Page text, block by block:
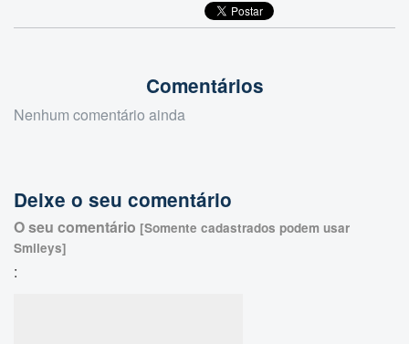
Comentários
Nenhum comentário ainda
Deixe o seu comentário
O seu comentário [Somente cadastrados podem usar
Smileys]
: